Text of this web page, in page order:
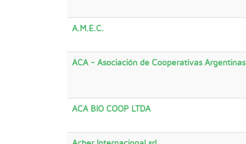
A.M.E.C.
ACA - Asociación de Cooperativas Argentinas
ACA BIO COOP LTDA